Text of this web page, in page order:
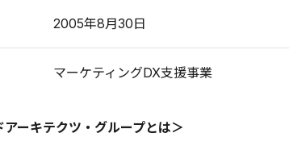
2005年8月30日
マーケティングDX支援事業
アーキテクツ・グループとは＞